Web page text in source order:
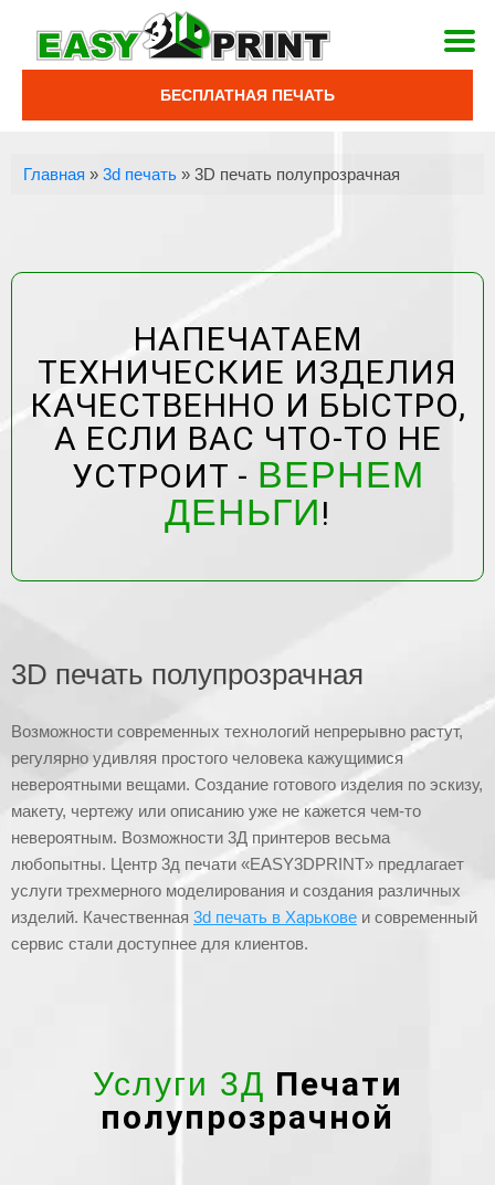
БЕСПЛАТНАЯ ПЕЧАТЬ
Главная »3d печать »3D печать полупрозрачная
НАПЕЧАТАЕМ
ТЕХНИЧЕСКИЕ ИЗДЕЛИЯ
КАЧЕСТВЕННО И БЫСТРО,
А ЕСЛИ ВАС ЧТО-ТО НЕ
УСТРОИТ - ВЕРНЕМ
ДЕНЬГИ!
3D печать полупрозрачная
Возможности современных технологий непрерывно растут,
регулярно удивляя простого человека кажущимися
невероятными вещами. Создание готового изделия по эскизу,
макету, чертежу или описанию уже не кажется чем-то
невероятным. Возможности 3Д принтеров весьма
любопытны. Центр 3д печати «EASY3DPRINT» предлагает
услуги трехмерного моделирования и создания различных
изделий. Качественная 3d печать в Харькове и современный
сервис стали доступнее для клиентов.
Услуги 3Д Печати
полупрозрачной